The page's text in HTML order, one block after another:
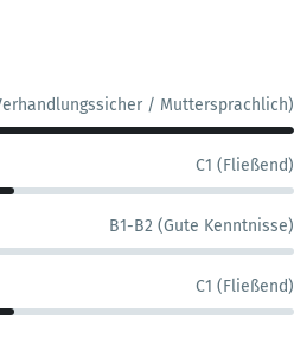
/ Muttersprachlich)
C1 (Fließend)
B1-B2 (Gute Kenntnisse)
C1 (Fließend)